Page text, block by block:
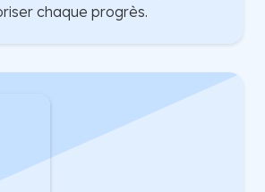
chaque progrès.